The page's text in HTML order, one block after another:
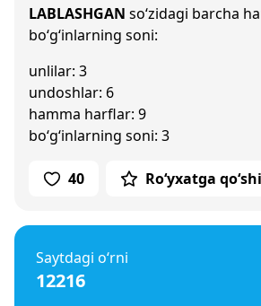
LABLASHGAN so‘zidagi barcha
bo‘g‘inlarning soni:
unlilar: 3
undoshlar: 6
hamma harflar: 9
bo‘g‘inlarning soni: 3
40 Ro‘yxatga
Saytdagi o‘rni
12216